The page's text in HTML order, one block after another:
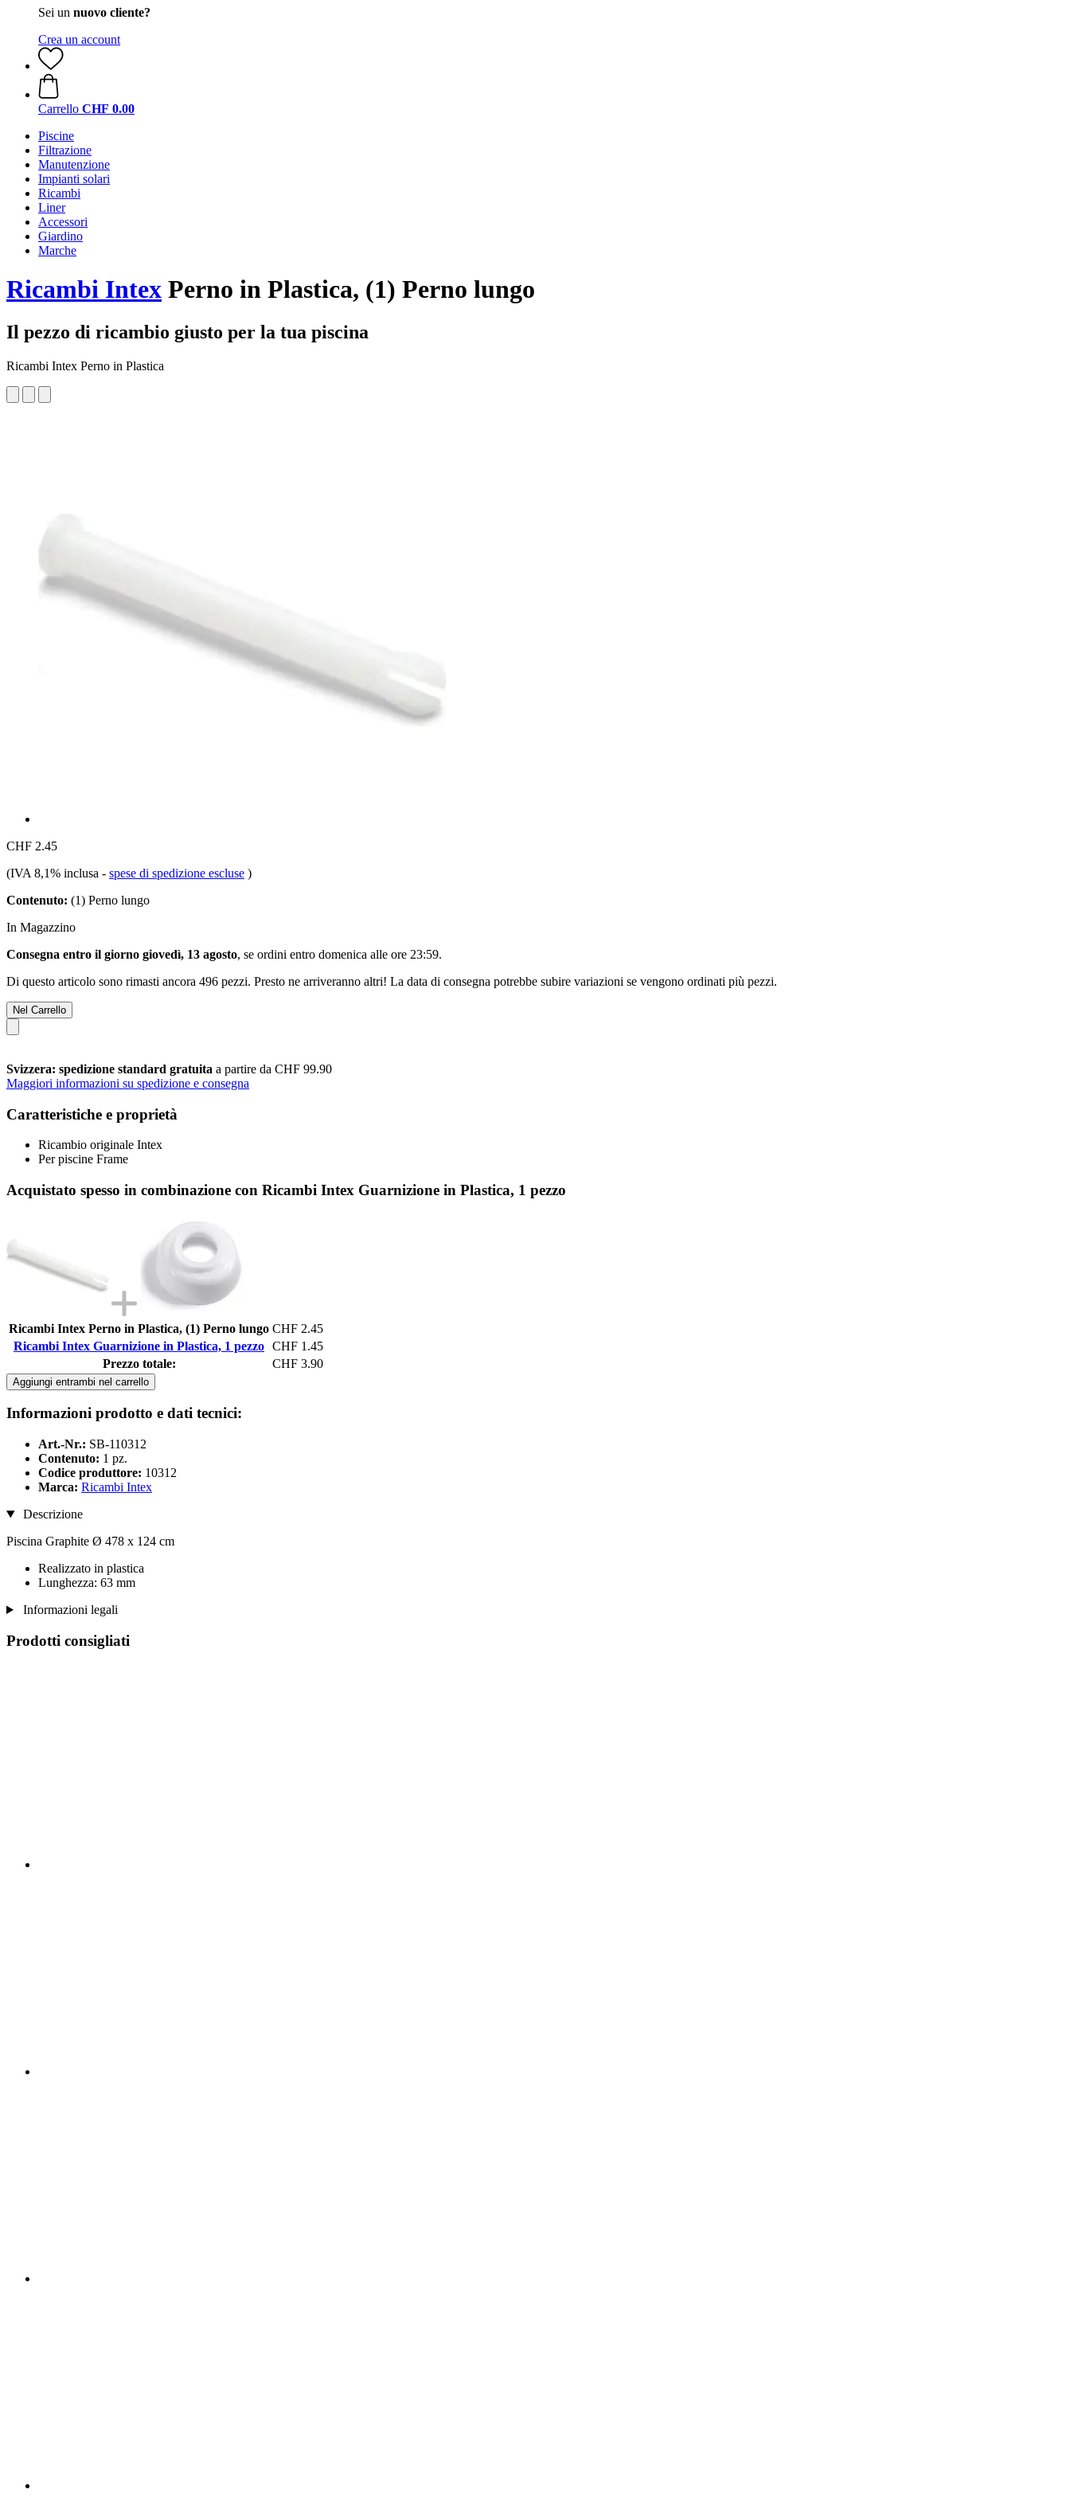
Sei un nuovo cliente?
Crea un account
Carrello CHF 0.00
Piscine
Filtrazione
Manutenzione
Impianti solari
Ricambi
Liner
Accessori
Giardino
Marche
Ricambi Intex Perno in Plastica, (1) Perno lungo
Il pezzo di ricambio giusto per la tua piscina
Ricambi Intex Perno in Plastica
CHF 2.45
(IVA 8,1% inclusa - spese di spedizione escluse )
Contenuto: (1) Perno lungo
In Magazzino
Consegna entro il giorno giovedì, 13 agosto, se ordini entro domenica alle ore 23:59.
Di questo articolo sono rimasti ancora 496 pezzi. Presto ne arriveranno altri! La data di consegna potrebbe subire variazioni se vengono ordinati più pezzi.
Nel Carrello
Svizzera: spedizione standard gratuita a partire da CHF 99.90
Maggiori informazioni su spedizione e consegna
Caratteristiche e proprietà
Ricambio originale Intex
Per piscine Frame
Acquistato spesso in combinazione con Ricambi Intex Guarnizione in Plastica, 1 pezzo
Ricambi Intex Perno in Plastica, (1) Perno lungo CHF 2.45
Ricambi Intex Guarnizione in Plastica, 1 pezzo CHF 1.45
Prezzo totale:
CHF 3.90
Aggiungi entrambi nel carrello
Informazioni prodotto e dati tecnici:
Art.-Nr.: SB-110312
Contenuto: 1 pz.
Codice produttore: 10312
Marca: Ricambi Intex
Descrizione
Piscina Graphite Ø 478 x 124 cm
Realizzato in plastica
Lunghezza: 63 mm
Informazioni legali
Prodotti consigliati